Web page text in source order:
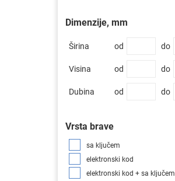
Dimenzije, mm
Širina od do
Visina od do
Dubina od do
Vrsta brave
sa ključem
elektronski kod
elektronski kod + sa ključem